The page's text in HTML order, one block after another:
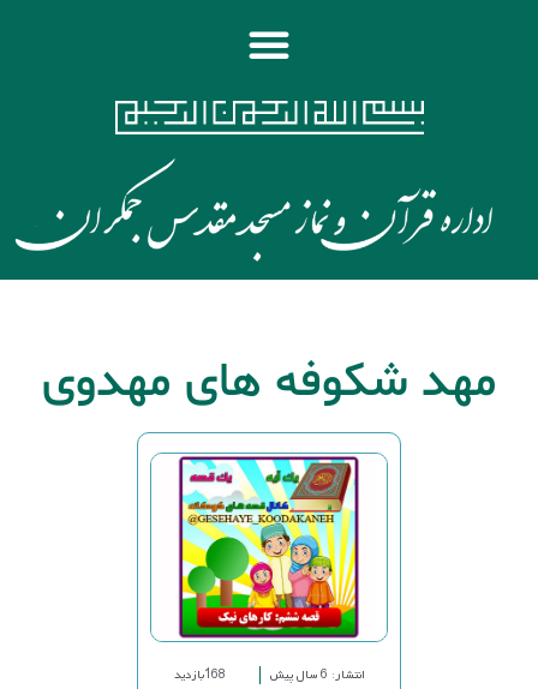
مهد شکوفه های مهدوی
انتشار: 6 سال پیش 168بازدید